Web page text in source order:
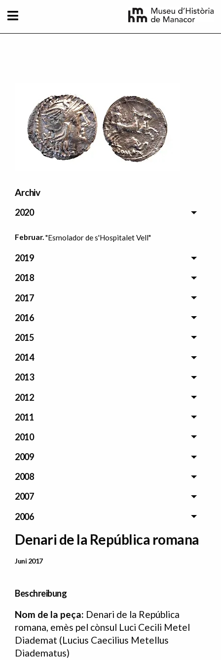
Archiv
2020
Februar."Esmolador de s'Hospitalet Vell"
2019
2018
2017
2016
2015
2014
2013
2012
2011
2010
2009
2008
2007
2006
Denari de la República romana
Data Publicació
Juni 2017
Beschreibung
Nom de la peça: Denari de la República
romana, emès pel cònsul Luci Cecili Metel
Diademat (Lucius Caecilius Metellus
Diadematus)